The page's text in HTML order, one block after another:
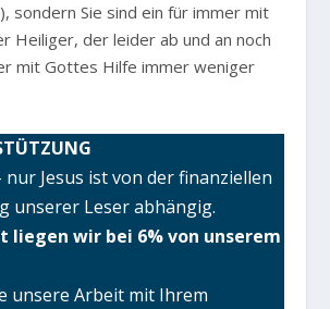
sondern Sie sind ein für immer mit
Heiliger, der leider ab und an noch
mit Gottes Hilfe immer weniger
nur Jesus ist von der finanziellen
unserer Leser abhängig.
liegen wir bei 6% von unserem
unsere Arbeit mit Ihrem